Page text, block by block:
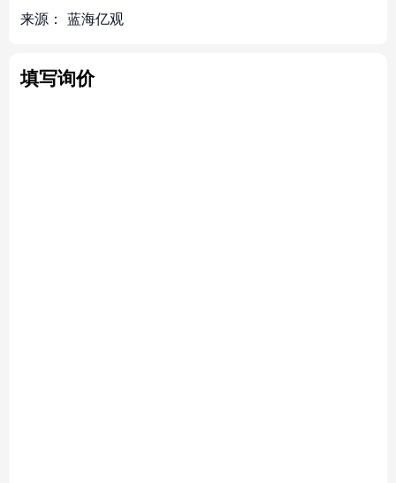
来源： 蓝海亿观
填写询价